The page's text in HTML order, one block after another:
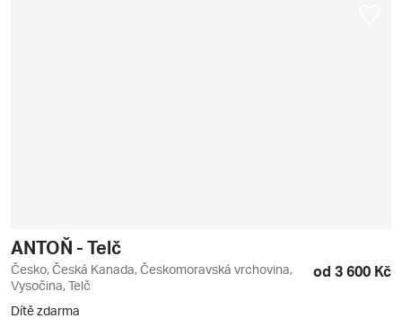
ANTOŇ - Telč
Česko, Česká Kanada, Českomoravská vrchovina,
Vysočina, Telč
od 3 600 Kč
Dítě zdarma